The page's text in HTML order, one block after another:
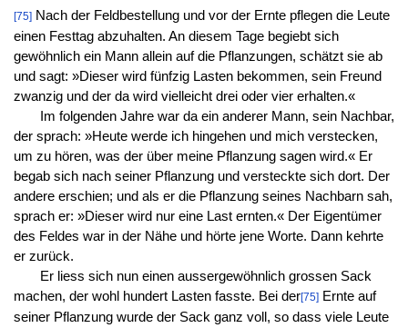
[75]Nach der Feldbestellung und vor der Ernte pflegen die Leute
einen Festtag abzuhalten. An diesem Tage begiebt sich
gewöhnlich ein Mann allein auf die Pflanzungen, schätzt sie ab
und sagt: »Dieser wird fünfzig Lasten bekommen, sein Freund
zwanzig und der da wird vielleicht drei oder vier erhalten.«
Im folgenden Jahre war da ein anderer Mann, sein Nachbar,
der sprach: »Heute werde ich hingehen und mich verstecken,
um zu hören, was der über meine Pflanzung sagen wird.« Er
begab sich nach seiner Pflanzung und versteckte sich dort. Der
andere erschien; und als er die Pflanzung seines Nachbarn sah,
sprach er: »Dieser wird nur eine Last ernten.« Der Eigentümer
des Feldes war in der Nähe und hörte jene Worte. Dann kehrte
er zurück.
Er liess sich nun einen aussergewöhnlich grossen Sack
machen, der wohl hundert Lasten fasste. Bei der[75]Ernte auf
seiner Pflanzung wurde der Sack ganz voll, so dass viele Leute